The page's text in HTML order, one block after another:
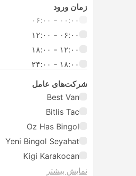
زمان ورود
۰۰:۰۰ - ۰۶:۰۰
۰۶:۰۰ - ۱۲:۰۰
۱۲:۰۰ - ۱۸:۰۰
۱۸:۰۰ - ۲۴:۰۰
شرکت‌های عامل
Best Van
Bitlis Tac
Oz Has Bingol
Yeni Bingol Seyahat
Kigi Karakocan
نمایش بیشتر